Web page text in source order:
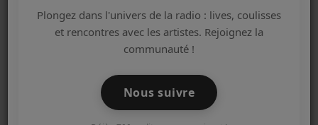
EQUIPE
ARTISTES
NOS PARTENAIRES
Plongez dans l'univers de la radio : lives, coulisses
et rencontres avec les artistes. Rejoignez la
communauté !
Nous suivre